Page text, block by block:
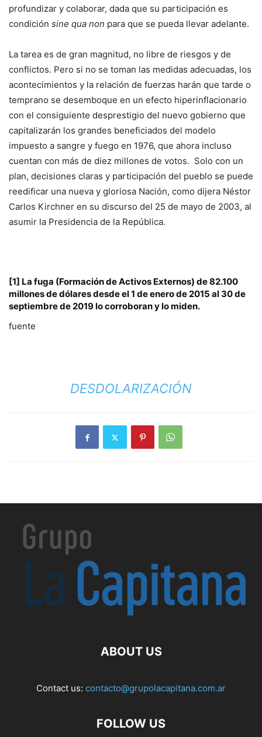
profundizar y colaborar, dada que su participación es
condición sine qua non para que se pueda llevar adelante.
La tarea es de gran magnitud, no libre de riesgos y de
conflictos. Pero si no se toman las medidas adecuadas, los
acontecimientos y la relación de fuerzas harán que tarde o
temprano se desemboque en un efecto hiperinflacionario
con el consiguiente desprestigio del nuevo gobierno que
capitalizarán los grandes beneficiados del modelo
impuesto a sangre y fuego en 1976, que ahora incluso
cuentan con más de diez millones de votos. Solo con un
plan, decisiones claras y participación del pueblo se puede
reedificar una nueva y gloriosa Nación, como dijera Néstor
Carlos Kirchner en su discurso del 25 de mayo de 2003, al
asumir la Presidencia de la República.
[1] La fuga (Formación de Activos Externos) de 82.100
millones de dólares desde el 1 de enero de 2015 al 30 de
septiembre de 2019 lo corroboran y lo miden.
fuente
DESDOLARIZACIÓN
ABOUT US
Contact us: contacto@grupolacapitana.com.ar
FOLLOW US